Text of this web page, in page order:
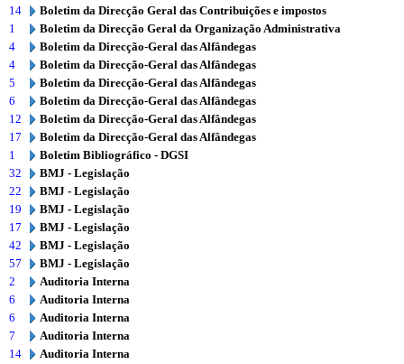
14
Boletim da Direcção Geral das Contribuições e impostos
1
Boletim da Direcção Geral da Organização Administrativa
4
Boletim da Direcção-Geral das Alfândegas
4
Boletim da Direcção-Geral das Alfândegas
5
Boletim da Direcção-Geral das Alfândegas
6
Boletim da Direcção-Geral das Alfândegas
12
Boletim da Direcção-Geral das Alfândegas
17
Boletim da Direcção-Geral das Alfândegas
1
Boletim Bibliográfico - DGSI
32
BMJ - Legislação
22
BMJ - Legislação
19
BMJ - Legislação
17
BMJ - Legislação
42
BMJ - Legislação
57
BMJ - Legislação
2
Auditoria Interna
6
Auditoria Interna
6
Auditoria Interna
7
Auditoria Interna
14
Auditoria Interna